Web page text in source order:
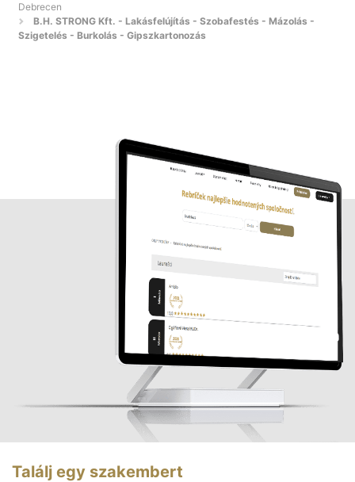
Debrecen
B.H. STRONG Kft. - Lakásfelújítás - Szobafestés - Mázolás -
Szigetelés - Burkolás - Gipszkartonozás
Találj egy szakembert